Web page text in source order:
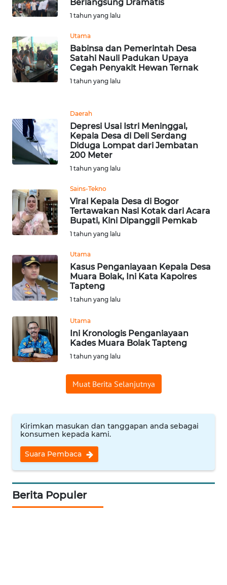
Berlangsung Dramatis
1 tahun yang lalu
Utama
Babinsa dan Pemerintah Desa
Satahi Nauli Padukan Upaya
Cegah Penyakit Hewan Ternak
1 tahun yang lalu
Daerah
Depresi Usai Istri Meninggal,
Kepala Desa di Deli Serdang
Diduga Lompat dari Jembatan
200 Meter
1 tahun yang lalu
Sains-Tekno
Viral Kepala Desa di Bogor
Tertawakan Nasi Kotak dari Acara
Bupati, Kini Dipanggil Pemkab
1 tahun yang lalu
Utama
Kasus Penganiayaan Kepala Desa
Muara Bolak, Ini Kata Kapolres
Tapteng
1 tahun yang lalu
Utama
Ini Kronologis Penganiayaan
Kades Muara Bolak Tapteng
1 tahun yang lalu
Muat Berita Selanjutnya
Kirimkan masukan dan tanggapan anda sebagai
konsumen kepada kami.
Suara Pembaca
Berita Populer
WN
TAPANULI
WN
SAMOSIR
WN
SUMEDANG
CIANJUR
WN
KEPULAUAN
SERIBU
WN
TANGERANG
WN
WN
CIREBON
WN
KUNINGAN
WN
MAJALENGKA
WN
SUBANG